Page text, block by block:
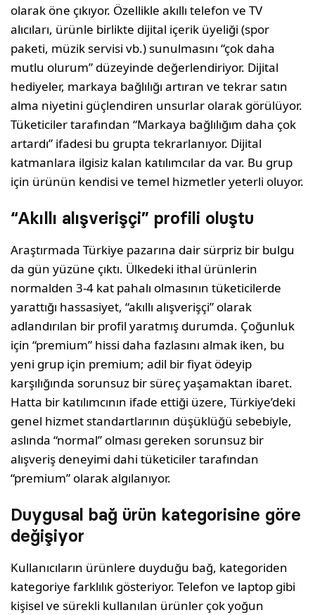
olarak öne çıkıyor. Özellikle akıllı telefon ve TV
alıcıları, ürünle birlikte dijital içerik üyeliği (spor
paketi, müzik servisi vb.) sunulmasını “çok daha
mutlu olurum” düzeyinde değerlendiriyor. Dijital
hediyeler, markaya bağlılığı artıran ve tekrar satın
alma niyetini güçlendiren unsurlar olarak görülüyor.
Tüketiciler tarafından “Markaya bağlılığım daha çok
artardı” ifadesi bu grupta tekrarlanıyor. Dijital
katmanlara ilgisiz kalan katılımcılar da var. Bu grup
için ürünün kendisi ve temel hizmetler yeterli oluyor.
“Akıllı alışverişçi” profili oluştu
Araştırmada Türkiye pazarına dair sürpriz bir bulgu
da gün yüzüne çıktı. Ülkedeki ithal ürünlerin
normalden 3-4 kat pahalı olmasının tüketicilerde
yarattığı hassasiyet, “akıllı alışverişçi” olarak
adlandırılan bir profil yaratmış durumda. Çoğunluk
için “premium” hissi daha fazlasını almak iken, bu
yeni grup için premium; adil bir fiyat ödeyip
karşılığında sorunsuz bir süreç yaşamaktan ibaret.
Hatta bir katılımcının ifade ettiği üzere, Türkiye’deki
genel hizmet standartlarının düşüklüğü sebebiyle,
aslında “normal” olması gereken sorunsuz bir
alışveriş deneyimi dahi tüketiciler tarafından
“premium” olarak algılanıyor.
Duygusal bağ ürün kategorisine göre
değişiyor
Kullanıcıların ürünlere duyduğu bağ, kategoriden
kategoriye farklılık gösteriyor. Telefon ve laptop gibi
kişisel ve sürekli kullanılan ürünler çok yoğun